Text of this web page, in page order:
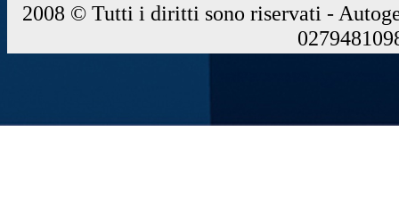
2008 © Tutti i diritti sono riservati -